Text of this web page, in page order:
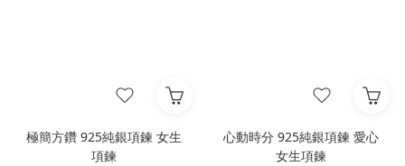
極簡方鑽 925純銀項鍊 女生
項鍊
心動時分 925純銀項鍊 愛心
女生項鍊